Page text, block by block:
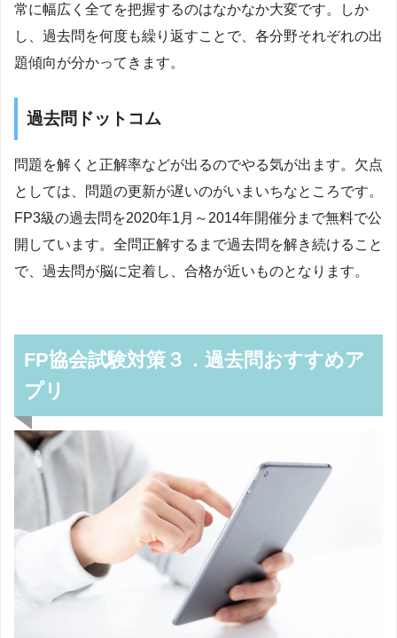
常に幅広く全てを把握するのはなかなか大変です。しか
し、過去問を何度も繰り返すことで、各分野それぞれの出
題傾向が分かってきます。
過去問ドットコム
問題を解くと正解率などが出るのでやる気が出ます。欠点
としては、問題の更新が遅いのがいまいちなところです。
FP3級の過去問を2020年1月～2014年開催分まで無料で公
開しています。全問正解するまで過去問を解き続けること
で、過去問が脳に定着し、合格が近いものとなります。
FP協会試験対策３．過去問おすすめア
プリ